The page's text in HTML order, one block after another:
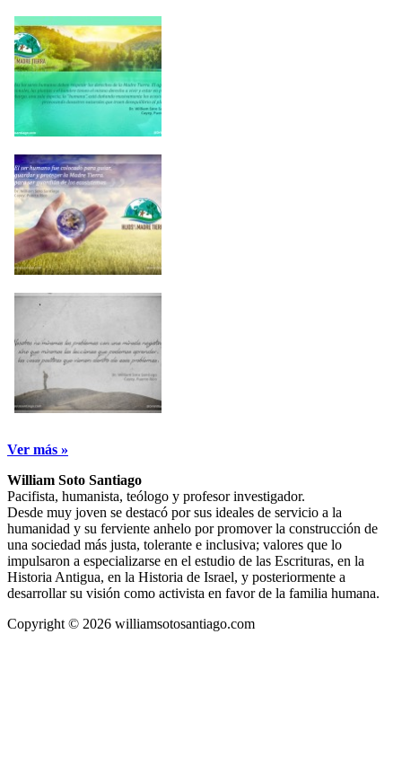
Ver más »
William Soto Santiago
Pacifista, humanista, teólogo y profesor investigador.
Desde muy joven se destacó por sus ideales de servicio a la
humanidad y su ferviente anhelo por promover la construcción de
una sociedad más justa, tolerante e inclusiva; valores que lo
impulsaron a especializarse en el estudio de las Escrituras, en la
Historia Antigua, en la Historia de Israel, y posteriormente a
desarrollar su visión como activista en favor de la familia humana.
Copyright © 2026 williamsotosantiago.com